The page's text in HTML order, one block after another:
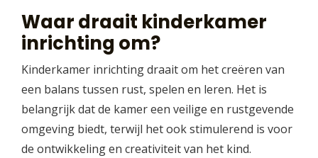
Waar draait kinderkamer
inrichting om?
Kinderkamer inrichting draait om het creëren van
een balans tussen rust, spelen en leren. Het is
belangrijk dat de kamer een veilige en rustgevende
omgeving biedt, terwijl het ook stimulerend is voor
de ontwikkeling en creativiteit van het kind.